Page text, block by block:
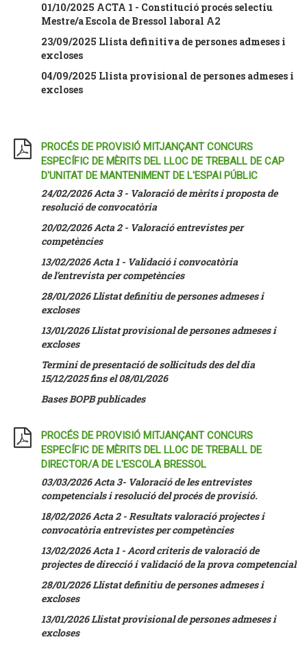
01/10/2025 ACTA 1 - Constitució procés selectiu
Mestre/a Escola de Bressol laboral A2
23/09/2025 Llista definitiva de persones admeses i
excloses
04/09/2025 Llista provisional de persones admeses i
excloses
PROCÉS DE PROVISIÓ MITJANÇANT CONCURS
ESPECÍFIC DE MÈRITS DEL LLOC DE TREBALL DE CAP
D'UNITAT DE MANTENIMENT DE L'ESPAI PÚBLIC
24/02/2026 Acta 3 - Valoració de mèrits i proposta de
resolució de convocatòria
20/02/2026 Acta 2 - Valoració entrevistes per
competències
13/02/2026 Acta 1 - Validació i convocatòria
de l’entrevista per competències
28/01/2026 Llistat definitiu de persones admeses i
excloses
13/01/2026 Llistat provisional de persones admeses i
excloses
Termini de presentació de sol·licituds des del dia
15/12/2025 fins el 08/01/2026
Bases BOPB publicades
PROCÉS DE PROVISIÓ MITJANÇANT CONCURS
ESPECÍFIC DE MÈRITS DEL LLOC DE TREBALL DE
DIRECTOR/A DE L'ESCOLA BRESSOL
03/03/2026 Acta 3- Valoració de les entrevistes
competencials i resolució del procés de provisió.
18/02/2026 Acta 2 - Resultats valoració projectes i
convocatòria entrevistes per competències
13/02/2026 Acta 1 - Acord criteris de valoració de
projectes de direcció i validació de la prova competencial
28/01/2026 Llistat definitiu de persones admeses i
excloses
13/01/2026 Llistat provisional de persones admeses i
excloses